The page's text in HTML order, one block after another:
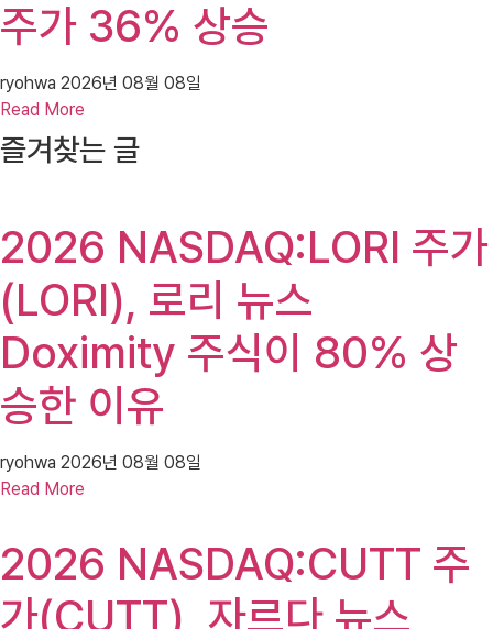
주가 36% 상승
ryohwa 2026년 08월 08일
Read More
즐겨찾는 글
2026 NASDAQ:LORI 주가
(LORI), 로리 뉴스
Doximity 주식이 80% 상
승한 이유
ryohwa 2026년 08월 08일
Read More
2026 NASDAQ:CUTT 주
가(CUTT), 자르다 뉴스